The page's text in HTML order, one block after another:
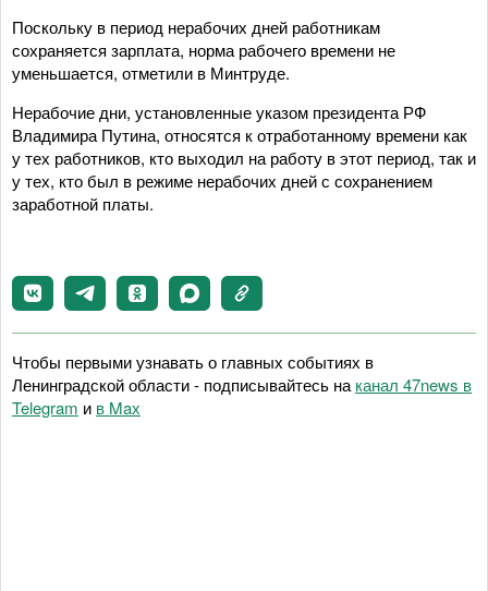
Поскольку в период нерабочих дней работникам
сохраняется зарплата, норма рабочего времени не
уменьшается, отметили в Минтруде.
Нерабочие дни, установленные указом президента РФ
Владимира Путина, относятся к отработанному времени как
у тех работников, кто выходил на работу в этот период, так и
у тех, кто был в режиме нерабочих дней с сохранением
заработной платы.
Чтобы первыми узнавать о главных событиях в
Ленинградской области - подписывайтесь на канал 47news в
Telegram и в Maх